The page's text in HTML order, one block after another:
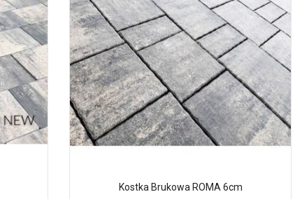
Kostka Brukowa ROMA 6cm